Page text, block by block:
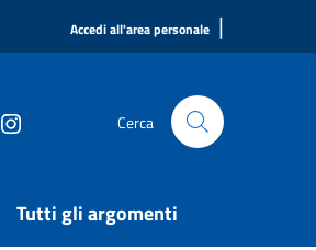
Accedi all'area personale |
Cerca
Tutti gli argomenti